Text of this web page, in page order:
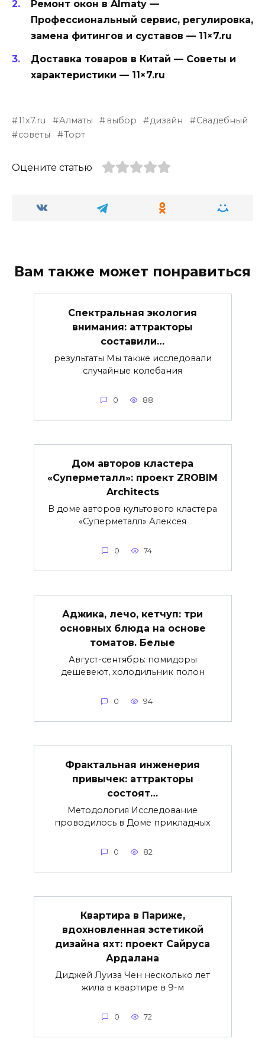
Ремонт окон в Almaty —
Профессиональный сервис, регулировка,
замена фитингов и суставов — 11×7.ru
Доставка товаров в Китай — Советы и
характеристики — 11×7.ru
11x7.ru Алматы выбор дизайн
Свадебный
советы
Торт
Оцените статью
Вам также может понравиться
Спектральная экология
внимания: аттракторы
составили…
результаты Мы также исследовали
случайные колебания
0 88
Дом авторов кластера
«Суперметалл»: проект ZROBIM
Architects
В доме авторов культового кластера
«Суперметалл» Алексея
0 74
Аджика, лечо, кетчуп: три
основных блюда на основе
томатов. Белые
Август-сентябрь: помидоры
дешевеют, холодильник полон
0 94
Фрактальная инженерия
привычек: аттракторы
состоят…
Методология Исследование
проводилось в Доме прикладных
0 82
Квартира в Париже,
вдохновленная эстетикой
дизайна яхт: проект Сайруса
Ардалана
Диджей Луиза Чен несколько лет
жила в квартире в 9-м
0 72